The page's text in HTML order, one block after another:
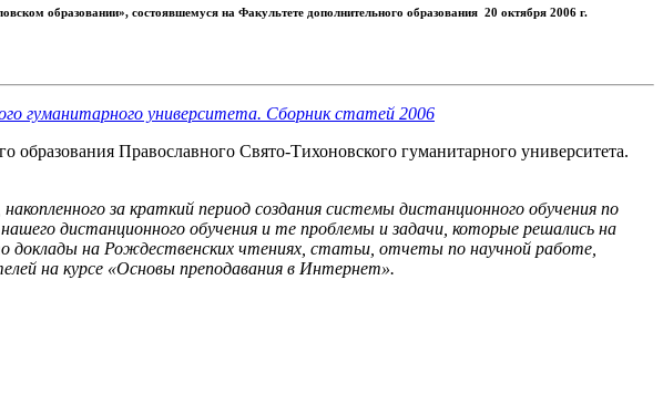
образовании», состоявшемуся на Факультете дополнительного образования 20 октября 2006 г.
образования Православного Свято-Тихоновского гуманитарного университета.
за краткий период создания системы дистанционного обучения по
дистанционного обучения и те проблемы и задачи, которые решались на
на Рождественских чтениях, статьи, отчеты по научной работе,
на курсе «Основы преподавания в Интернет».